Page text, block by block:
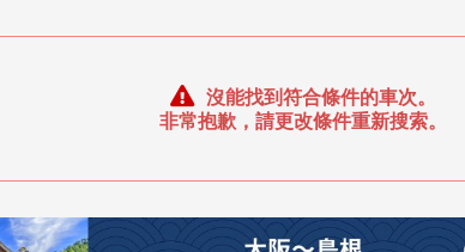
沒能找到符合條件的車次。
非常抱歉，請更改條件重新搜索。